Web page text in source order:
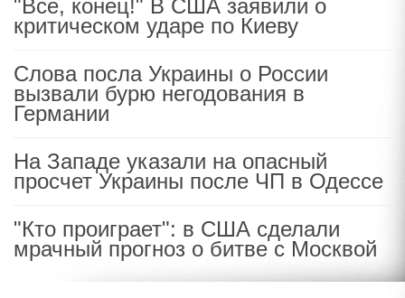
"Все, конец!" В США заявили о
критическом ударе по Киеву
Слова посла Украины о России
вызвали бурю негодования в
Германии
На Западе указали на опасный
просчет Украины после ЧП в Одессе
"Кто проиграет": в США сделали
мрачный прогноз о битве с Москвой